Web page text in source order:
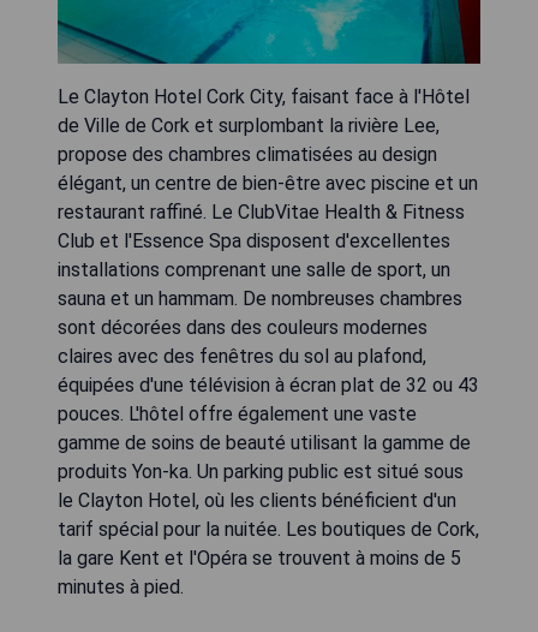
Le Clayton Hotel Cork City, faisant face à l'Hôtel
de Ville de Cork et surplombant la rivière Lee,
propose des chambres climatisées au design
élégant, un centre de bien-être avec piscine et un
restaurant raffiné. Le ClubVitae Health & Fitness
Club et l'Essence Spa disposent d'excellentes
installations comprenant une salle de sport, un
sauna et un hammam. De nombreuses chambres
sont décorées dans des couleurs modernes
claires avec des fenêtres du sol au plafond,
équipées d'une télévision à écran plat de 32 ou 43
pouces. L'hôtel offre également une vaste
gamme de soins de beauté utilisant la gamme de
produits Yon-ka. Un parking public est situé sous
le Clayton Hotel, où les clients bénéficient d'un
tarif spécial pour la nuitée. Les boutiques de Cork,
la gare Kent et l'Opéra se trouvent à moins de 5
minutes à pied.